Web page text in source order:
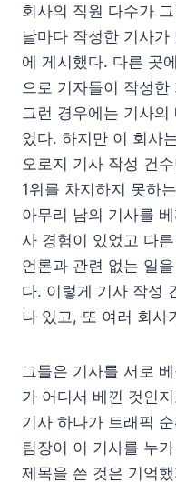
회사의 직원 다수가
날마다 작성한 기사
에 게시했다. 다른 곳
으로 기자들이 작성
그런 경우에는 기사의
었다. 하지만 이 회사
오로지 기사 작성 건
1위를 차지하지 못하
아무리 남의 기사를
사 경험이 있었고 다
언론과 관련 없는 일
다. 이렇게 기사 작성
나 있고, 또 여러 회사
그들은 기사를 서로
가 어디서 베낀 것인
기사 하나가 트래픽
팀장이 이 기사를 누
제목을 쓴 것은 기억